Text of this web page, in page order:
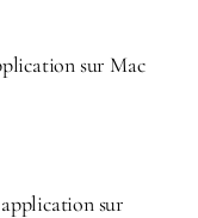
sur Mac
sur